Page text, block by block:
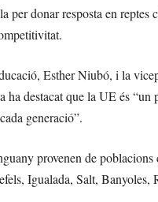
donar resposta en reptes
Esther Niubó, i la
destacat que la UE és
generació”.
provenen de
Igualada, Salt, Banyoles,